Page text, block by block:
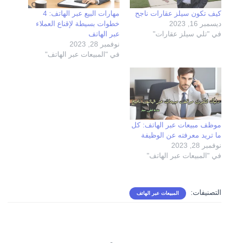
كيف تكون سيلز عقارات ناجح
ديسمبر 16, 2023
في "تلي سيلز عقارات"
مهارات البيع عبر الهاتف: 4
خطوات بسيطة لإقناع العملاء
عبر الهاتف
نوفمبر 28, 2023
في "المبيعات عبر الهاتف"
موظف مبيعات عبر الهاتف: كل
ما تريد معرفته عن الوظيفة
نوفمبر 28, 2023
في "المبيعات عبر الهاتف"
التصنيفات: المبيعات عبر الهاتف